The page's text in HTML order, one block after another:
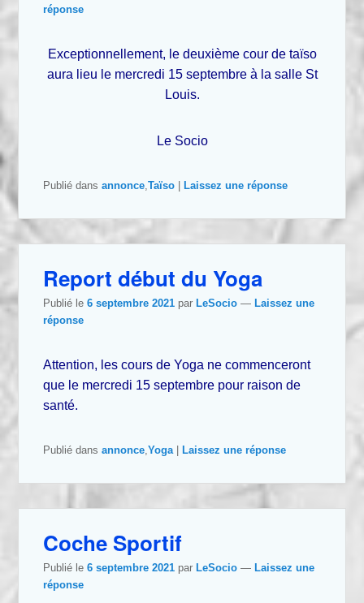
réponse
Exceptionnellement, le deuxième cour de taïso
aura lieu le mercredi 15 septembre à la salle St
Louis.
Le Socio
Publié dans annonce,Taïso Laissez une réponse
Report début du Yoga
Publié le6 septembre 2021 par LeSocio — Laissez une
réponse
Attention, les cours de Yoga ne commenceront
que le mercredi 15 septembre pour raison de
santé.
Publié dans annonce ,Yoga Laissez une réponse
Coche Sportif
Publié le6 septembre 2021 parLeSocio —Laissez une
réponse